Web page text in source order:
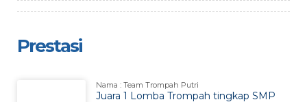
Prestasi
Nama : Team Trompah Putri
Juara 1 Lomba Trompah tingkap SMP